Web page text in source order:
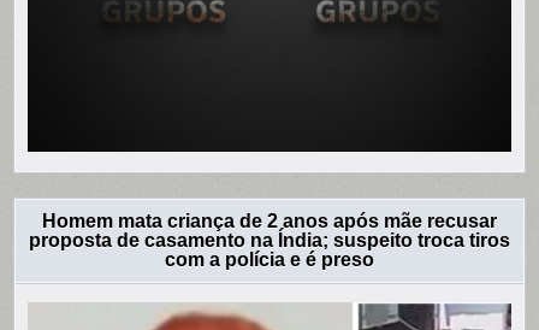
Homem mata criança de 2 anos após mãe recusar
proposta de casamento na Índia; suspeito troca tiros
com a polícia e é preso